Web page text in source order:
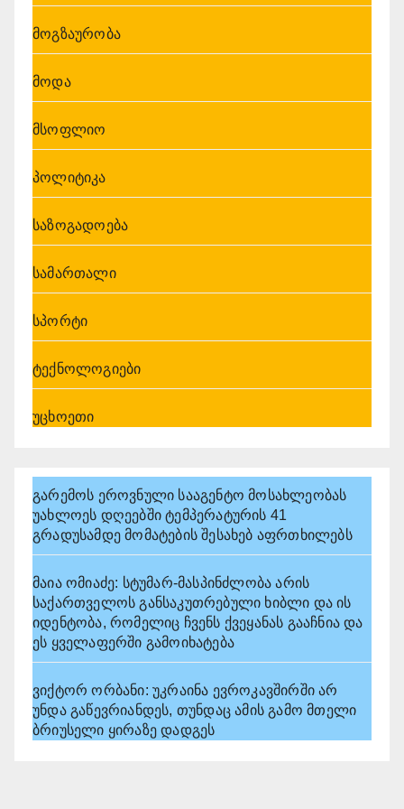
მოგზაურობა
მოდა
მსოფლიო
პოლიტიკა
საზოგადოება
სამართალი
სპორტი
ტექნოლოგიები
უცხოეთი
გარემოს ეროვნული სააგენტო მოსახლეობას
უახლოეს დღეებში ტემპერატურის 41
გრადუსამდე მომატების შესახებ აფრთხილებს
მაია ომიაძე: სტუმარ-მასპინძლობა არის
საქართველოს განსაკუთრებული ხიბლი და ის
იდენტობა, რომელიც ჩვენს ქვეყანას გააჩნია და
ეს ყველაფერში გამოიხატება
ვიქტორ ორბანი: უკრაინა ევროკავშირში არ
უნდა გაწევრიანდეს, თუნდაც ამის გამო მთელი
ბრიუსელი ყირაზე დადგეს